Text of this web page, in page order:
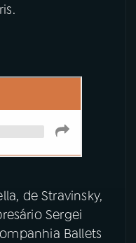
de Stravinsky,
Sergei
Ballets